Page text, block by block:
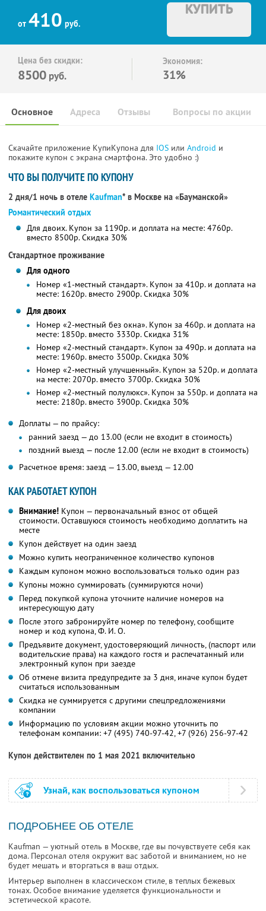
от 410 руб.
КУПИТЬ
Цена без скидки:
8500 руб.
Экономия:
31%
Основное Отзывы Вопросы по акции
Адреса
Скачайте приложение КупиКупона для IOS или Android и
покажите купон с экрана смартфона. Это удобно :)
ЧТО ВЫ ПОЛУЧИТЕ ПО КУПОНУ
2 дня/1 ночь в отеле Kaufman* в Москве на «Бауманской»
Романтический отдых
Для двоих. Купон за 1190р. и доплата на месте: 4760р.
вместо 8500р.Скидка 30%
Стандартное проживание
Для одного
Номер «1-местный стандарт». Купон за 410р. и доплата на
месте: 1620р. вместо 2900р.Скидка 30%
Для двоих
Номер «2-местный без окна». Купон за 460р. и доплата на
месте: 1850р. вместо 3330р.Скидка 31%
Номер «2-местный стандарт». Купон за 490р. и доплата на
месте: 1960р. вместо 3500р.Скидка 30%
Номер «2-местный улучшенный». Купон за 520р. и доплата
на месте: 2070р. вместо 3700р.Скидка 30%
Номер «2-местный полулюкс». Купон за 550р. и доплата на
месте: 2180р. вместо 3900р.Скидка 30%
Доплаты — по прайсу:
ранний заезд — до 13.00 (если не входит в стоимость)
поздний выезд — после 12.00 (если не входит в стоимость)
Расчетное время: заезд — 13.00, выезд — 12.00
КАК РАБОТАЕТ КУПОН
Внимание! Купон — первоначальный взнос от общей
стоимости. Оставшуюся стоимость необходимо доплатить на
месте
Купон действует на один заезд
Можно купить неограниченное количество купонов
Каждым купоном можно воспользоваться только один раз
Купоны можно суммировать (суммируются ночи)
Перед покупкой купона уточните наличие номеров на
интересующую дату
После этого забронируйте номер по телефону, сообщите
номер и код купона,Ф. И. О.
Предъявите документ, удостоверяющий личность, (паспорт или
водительские права) на каждого гостя и распечатанный или
электронный купон при заезде
Об отмене визита предупредите за 3 дня, иначе купон будет
считаться использованным
Скидка не суммируется с другими спецпредложениями
компании
Информацию по условиям акции можно уточнить по
телефонам компании: +7 (495) 740-97-42,+7 (926) 256-97-42
Купон действителен по 1 мая 2021 включительно
Узнай, как воспользоваться купоном
ПОДРОБНЕЕ ОБ ОТЕЛЕ
Kaufman — уютный отель в Москве, где вы почувствуете себя как
дома. Персонал отеля окружит вас заботой и вниманием, но не
будет мешать и вторгаться в ваш отдых.
Интерьер выполнен в классическом стиле, в теплых бежевых
тонах. Особое внимание уделяется функциональности и
эстетической красоте.